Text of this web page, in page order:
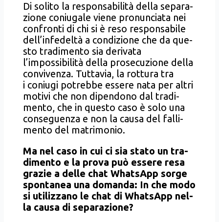
Di soli­to la respon­sa­bi­li­tà del­la sepa­ra­
zio­ne coniu­ga­le vie­ne pro­nun­cia­ta nei
con­fron­ti di chi si è reso respon­sa­bi­le
dell’infedeltà a con­di­zio­ne che da que­
sto tra­di­men­to sia deri­va­ta
l’impossibilità del­la pro­se­cu­zio­ne del­la
con­vi­ven­za. Tut­ta­via, la rot­tu­ra tra
i coniu­gi potreb­be esse­re nata per altri
moti­vi che non dipen­do­no dal tra­di­
men­to, che in que­sto caso è solo una
con­se­guen­za e non la cau­sa del fal­li­
men­to del matri­mo­nio.
Ma nel caso in cui ci sia sta­to un tra­
di­men­to e la pro­va può esse­re resa
gra­zie a del­le chat Wha­tsApp sor­ge
spon­ta­nea una doman­da: In che modo
si uti­liz­za­no le chat di Wha­tsApp nel­
la cau­sa di sepa­ra­zio­ne?